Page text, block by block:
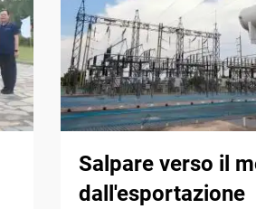
Salpare verso il
dall'esportazione